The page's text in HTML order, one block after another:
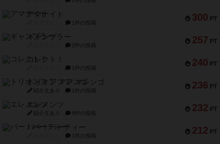
300 PT
アマナイト
1件の投稿
257 PT
ギャンブラー
2件の投稿
240 PT
コレクト！
1件の投稿
236 PT
トリオンフ ア マレンゴ
紹介文あり 1件の投稿
232 PT
エレメンツ
紹介文あり 4件の投稿
212 PT
バー！パーティー
1件の投稿